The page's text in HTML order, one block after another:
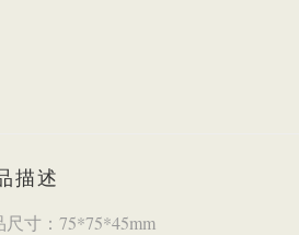
描述
尺寸：75*75*45mm